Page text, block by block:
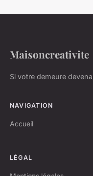
Maisoncreativite
Si votre demeure
NAVIGATION
Accueil
LÉGAL